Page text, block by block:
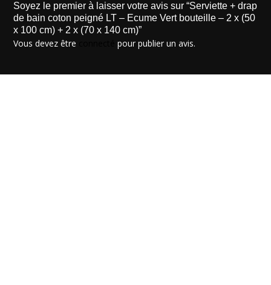
Soyez le premier à laisser votre avis sur “Serviette + drap
de bain coton peigné LT – Ecume Vert bouteille – 2 x (50
x 100 cm) + 2 x (70 x 140 cm)”
Vous devez être pour publier un avis.